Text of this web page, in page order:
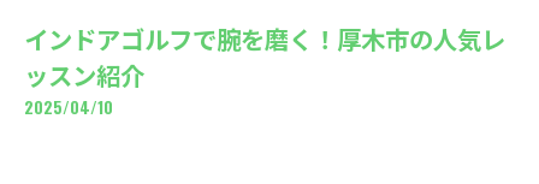
インドアゴルフで腕を磨く！厚木市の人気レ
ッスン紹介
2025/04/10